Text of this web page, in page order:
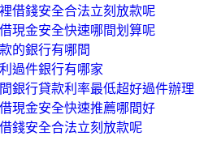
借錢安全合法立刻放款呢
現金安全快速哪間划算呢
的銀行有哪間
過件銀行有哪家
銀行貸款利率最低超好過件辦理
現金安全快速推薦哪間好
錢安全合法立刻放款呢